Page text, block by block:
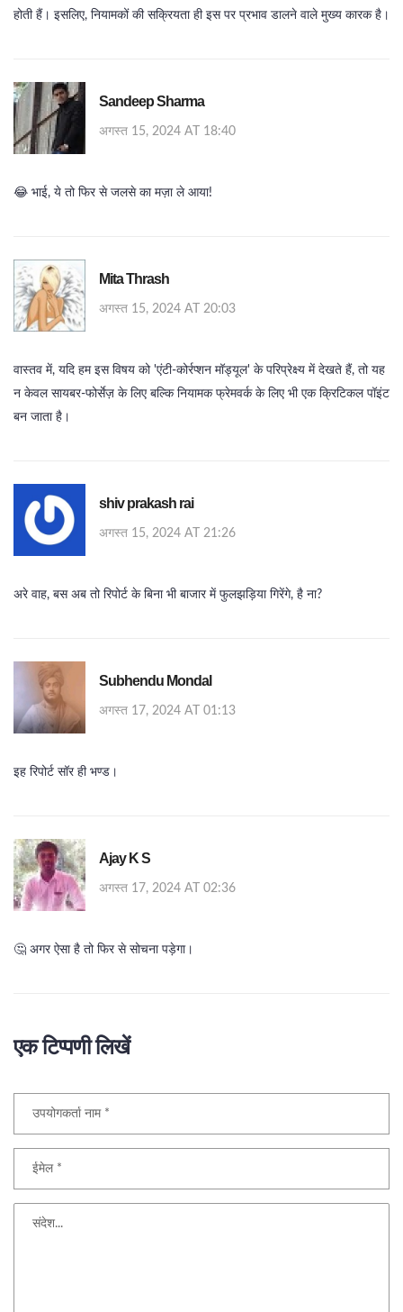
होती हैं। इसलिए, नियामकों की सक्रियता ही इस पर प्रभाव डालने वाले मुख्य कारक है।
Sandeep Sharma
अगस्त 15, 2024 AT 18:40
😂 भाई, ये तो फिर से जलसे का मज़ा ले आया!
Mita Thrash
अगस्त 15, 2024 AT 20:03
वास्तव में, यदि हम इस विषय को 'एंटी‑कोर्रप्शन मॉड्यूल' के परिप्रेक्ष्य में देखते हैं, तो यह
न केवल सायबर‑फोर्सेज़ के लिए बल्कि नियामक फ्रेमवर्क के लिए भी एक क्रिटिकल पॉइंट
बन जाता है।
shiv prakash rai
अगस्त 15, 2024 AT 21:26
अरे वाह, बस अब तो रिपोर्ट के बिना भी बाजार में फुलझड़िया गिरेंगे, है ना?
Subhendu Mondal
अगस्त 17, 2024 AT 01:13
इह रिपोर्ट सॉर ही भण्ड।
Ajay K S
अगस्त 17, 2024 AT 02:36
🤔 अगर ऐसा है तो फिर से सोचना पड़ेगा।
एक टिप्पणी लिखें